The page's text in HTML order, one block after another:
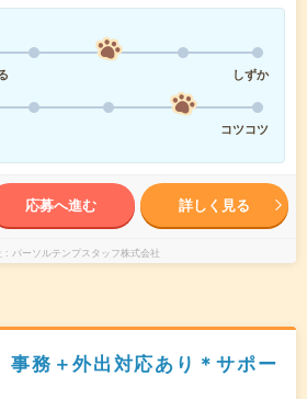
しずか
コツコツ
応募へ進む 詳しく見る
パーソルテンプスタッフ株式会社
事務＋外出対応あり＊サポー